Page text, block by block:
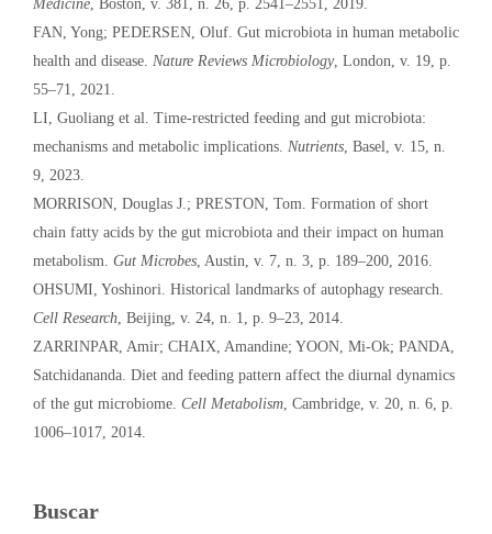
Medicine , Boston, v. 381, n. 26, p. 2541–2551, 2019.
FAN, Yong; PEDERSEN, Oluf. Gut microbiota in human metabolic
health and disease. Nature Reviews Microbiology, London, v. 19, p.
55–71, 2021.
LI, Guoliang et al. Time-restricted feeding and gut microbiota:
mechanisms and metabolic implications. Nutrients , Basel, v. 15, n.
9, 2023.
MORRISON, Douglas J.; PRESTON, Tom. Formation of short
chain fatty acids by the gut microbiota and their impact on human
metabolism. Gut Microbes , Austin, v. 7, n. 3, p. 189–200, 2016.
OHSUMI, Yoshinori. Historical landmarks of autophagy research.
Cell Research , Beijing, v. 24, n. 1, p. 9–23, 2014.
ZARRINPAR, Amir; CHAIX, Amandine; YOON, Mi-Ok; PANDA,
Satchidananda. Diet and feeding pattern affect the diurnal dynamics
of the gut microbiome. Cell Metabolism , Cambridge, v. 20, n. 6, p.
1006–1017, 2014.
Buscar